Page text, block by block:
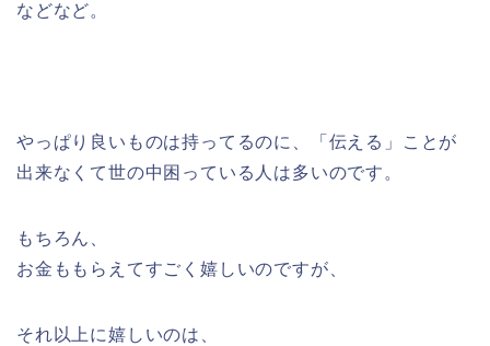
などなど。
やっぱり良いものは持ってるのに、「伝える」ことが
出来なくて世の中困っている人は多いのです。
もちろん、
お金ももらえてすごく嬉しいのですが、
それ以上に嬉しいのは、